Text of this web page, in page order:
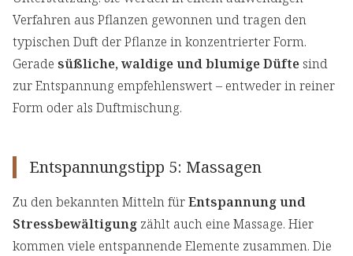
Verfahren aus Pflanzen gewonnen und tragen den
typischen Duft der Pflanze in konzentrierter Form.
Gerade süßliche, waldige und blumige Düfte sind
zur Entspannung empfehlenswert – entweder in reiner
Form oder als Duftmischung.
Entspannungstipp 5: Massagen
Zu den bekannten Mitteln fürEntspannung und
Stressbewältigung zählt auch eine Massage. Hier
kommen viele entspannende Elemente zusammen. Die